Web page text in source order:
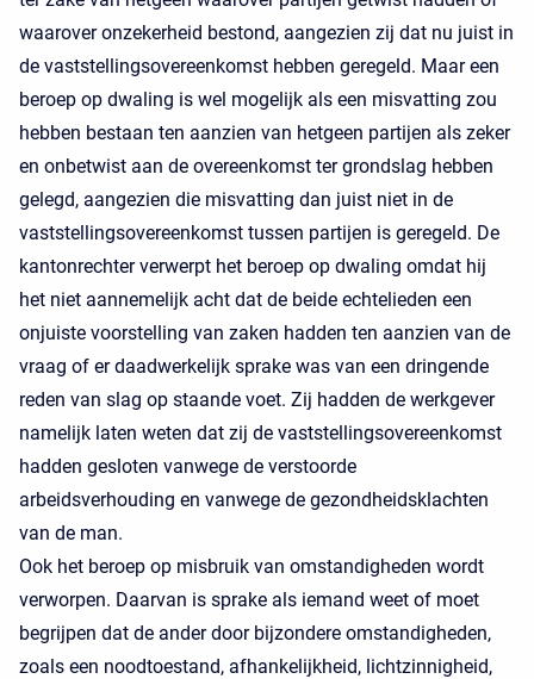
waarover onzekerheid bestond, aangezien zij dat nu juist in
de vaststellingsovereenkomst hebben geregeld. Maar een
beroep op dwaling is wel mogelijk als een misvatting zou
hebben bestaan ten aanzien van hetgeen partijen als zeker
en onbetwist aan de overeenkomst ter grondslag hebben
gelegd, aangezien die misvatting dan juist niet in de
vaststellingsovereenkomst tussen partijen is geregeld. De
kantonrechter verwerpt het beroep op dwaling omdat hij
het niet aannemelijk acht dat de beide echtelieden een
onjuiste voorstelling van zaken hadden ten aanzien van de
vraag of er daadwerkelijk sprake was van een dringende
reden van slag op staande voet. Zij hadden de werkgever
namelijk laten weten dat zij de vaststellingsovereenkomst
hadden gesloten vanwege de verstoorde
arbeidsverhouding en vanwege de gezondheidsklachten
van de man.
Ook het beroep op misbruik van omstandigheden wordt
verworpen. Daarvan is sprake als iemand weet of moet
begrijpen dat de ander door bijzondere omstandigheden,
zoals een noodtoestand, afhankelijkheid, lichtzinnigheid,